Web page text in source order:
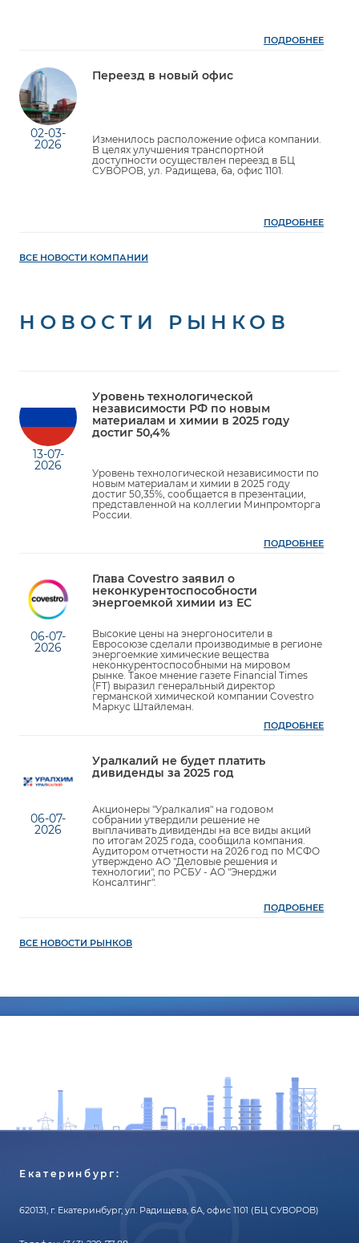
ПОДРОБНЕЕ
02-03-
2026
Переезд в новый офис
Изменилось расположение офиса компании.
В целях улучшения транспортной
доступности осуществлен переезд в БЦ
СУВОРОВ, ул. Радищева, 6а, офис 1101.
ПОДРОБНЕЕ
ВСЕ НОВОСТИ КОМПАНИИ
НОВОСТИ РЫНКОВ
13-07-
2026
Уровень технологической
независимости РФ по новым
материалам и химии в 2025 году
достиг 50,4%
Уровень технологической независимости по
новым материалам и химии в 2025 году
достиг 50,35%, сообщается в презентации,
представленной на коллегии Минпромторга
России.
ПОДРОБНЕЕ
06-07-
2026
Глава Covestro заявил о
неконкурентоспособности
энергоемкой химии из ЕС
Высокие цены на энергоносители в
Евросоюзе сделали производимые в регионе
энергоемкие химические вещества
неконкурентоспособными на мировом
рынке. Такое мнение газете Financial Times
(FT) выразил генеральный директор
германской химической компании Covestro
Маркус Штайлеман.
ПОДРОБНЕЕ
06-07-
2026
Уралкалий не будет платить
дивиденды за 2025 год
Акционеры "Уралкалия" на годовом
собрании утвердили решение не
выплачивать дивиденды на все виды акций
по итогам 2025 года, сообщила компания.
Аудитором отчетности на 2026 год по МСФО
утверждено АО "Деловые решения и
технологии", по РСБУ - АО "Энерджи
Консалтинг".
ПОДРОБНЕЕ
ВСЕ НОВОСТИ РЫНКОВ
Екатеринбург:
620131, г. Екатеринбург, ул. Радищева, 6А, офис 1101 (БЦ СУВОРОВ)